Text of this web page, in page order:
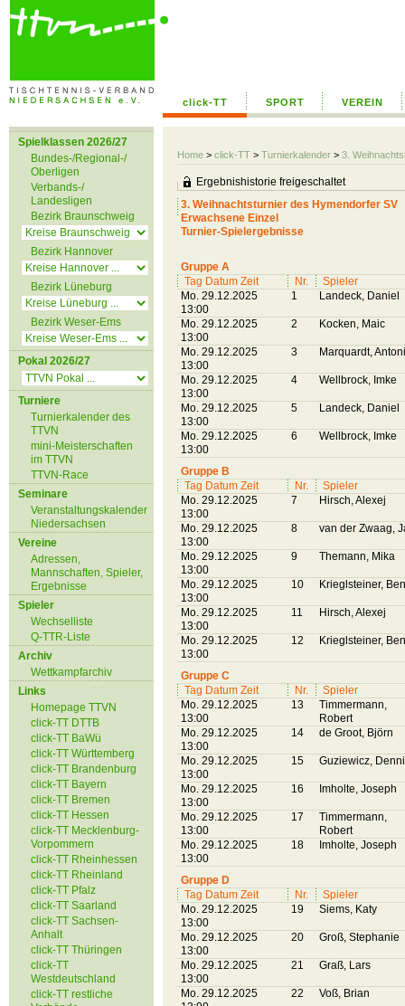
click-TT SPORT VEREIN
Home > click-TT > Turnierkalender > 3.
Spielklassen 2026/27
Bundes-/Regional-/
Oberligen
Verbands-/
Landesligen
Bezirk Braunschweig
Bezirk Hannover
Bezirk Lüneburg
Bezirk Weser-Ems
Pokal 2026/27
Turniere
Turnierkalender des
TTVN
mini-Meisterschaften
im TTVN
TTVN-Race
Seminare
Veranstaltungskalender
Niedersachsen
Vereine
Adressen,
Mannschaften, Spieler,
Ergebnisse
Spieler
Wechselliste
Q-TTR-Liste
Archiv
Wettkampfarchiv
Links
Homepage TTVN
click-TT DTTB
click-TT BaWü
click-TT Württemberg
click-TT Brandenburg
click-TT Bayern
click-TT Bremen
click-TT Hessen
click-TT Mecklenburg-
Vorpommern
click-TT Rheinhessen
click-TT Rheinland
click-TT Pfalz
click-TT Saarland
click-TT Sachsen-
Anhalt
click-TT Thüringen
click-TT
Westdeutschland
click-TT restliche
Ergebnishistorie freigeschaltet
3. Weihnachtsturnier des Hymendorfer SV
Erwachsene Einzel
Turnier-Spielergebnisse
Gruppe A
Tag Datum Zeit
Nr.
Spieler
Mo. 29.12.2025
13:00
1 Landeck, Daniel
Mo. 29.12.2025
13:00
2 Kocken, Maic
Mo. 29.12.2025
13:00
3 Marquardt,
Mo. 29.12.2025
13:00
4 Wellbrock, Imke
Mo. 29.12.2025
13:00
5 Landeck, Daniel
Mo. 29.12.2025
13:00
6 Wellbrock, Imke
Gruppe B
Tag Datum Zeit
Nr.
Spieler
Mo. 29.12.2025
13:00
7 Hirsch, Alexej
Mo. 29.12.2025
13:00
8 van der Zwaag,
Mo. 29.12.2025
13:00
9 Themann, Mika
Mo. 29.12.2025
13:00
10 Krieglsteiner, Ben
Mo. 29.12.2025
13:00
11 Hirsch, Alexej
Mo. 29.12.2025
13:00
12 Krieglsteiner, Ben
Gruppe C
Tag Datum Zeit
Nr.
Spieler
Mo. 29.12.2025
13:00
13
Timmermann,
Robert
Mo. 29.12.2025
13:00
14 de Groot, Björn
Mo. 29.12.2025
13:00
15 Guziewicz,
Mo. 29.12.2025
13:00
16 Imholte, Joseph
Mo. 29.12.2025
13:00
17
Timmermann,
Robert
Mo. 29.12.2025
13:00
18 Imholte, Joseph
Gruppe D
Tag Datum Zeit
Nr.
Spieler
Mo. 29.12.2025
13:00
19 Siems, Katy
Mo. 29.12.2025
13:00
20 Groß, Stephanie
Mo. 29.12.2025
13:00
21 Graß, Lars
Mo. 29.12.2025
22 Voß, Brian